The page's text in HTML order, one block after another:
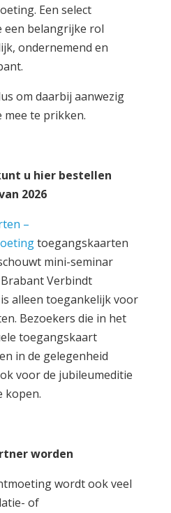
Een select
een belangrijke rol
ondernemend en
om daarbij aanwezig
mee te prikken.
u hier bestellen
2026
–
toegangskaarten
mini-seminar
Verbindt
alleen toegankelijk voor
Bezoekers die in het
toegangskaart
in de gelegenheid
voor de jubileumeditie
kopen.
worden
wordt ook veel
of